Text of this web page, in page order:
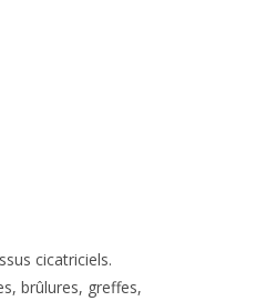
cicatriciels.
brûlures, greffes,